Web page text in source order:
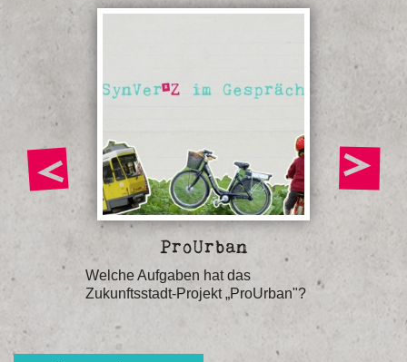
ProUrban
Welche Aufgaben hat das
Zukunftsstadt-Projekt „ProUrban"?